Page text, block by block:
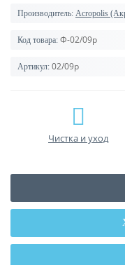
Производитель: Acropolis
Код товара: Ф-02/09р
Артикул: 02/09р
Чистка и уход